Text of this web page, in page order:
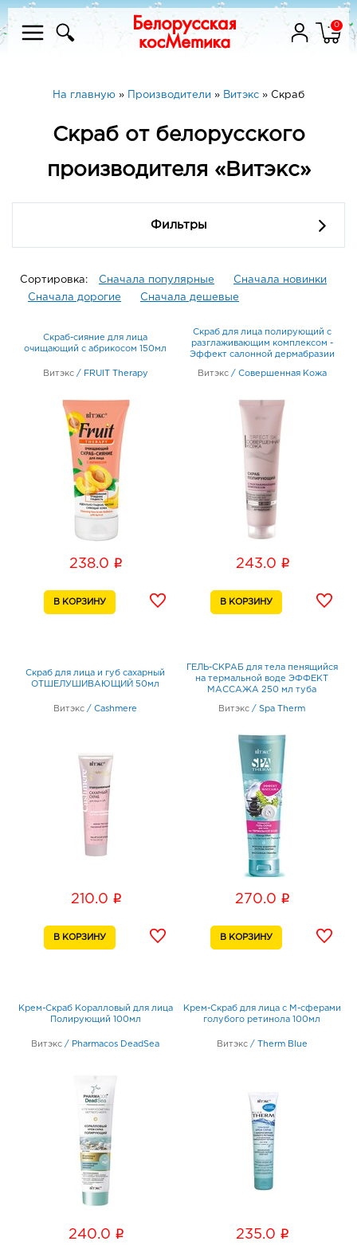
0
На главную » Производители » Витэкс » Скраб
Скраб от белорусского
производителя «Витэкс»
Фильтры
Сортировка: Сначала популярные
Сначала новинки
Сначала дорогие
Сначала дешевые
Скраб-сияние для лица
очищающий с абрикосом 150мл
Витэкс / FRUIT Therapy
238.0 i
Скраб для лица полирующий с
разглаживающим комплексом -
Эффект салонной дермабразии
Витэкс / Совершенная Кожа
243.0 i
Скраб для лица и губ сахарный
ОТШЕЛУШИВАЮЩИЙ 50мл
Витэкс / Cashmere
210.0 i
ГЕЛЬ-СКРАБ для тела пенящийся
на термальной воде ЭФФЕКТ
МАССАЖА 250 мл туба
Витэкс / Spa Therm
270.0 i
Крем-Скраб Коралловый для лица
Полирующий 100мл
Витэкс / Pharmacos DeadSea
240.0 i
Крем-Скраб для лица с М-сферами
голубого ретинола 100мл
Витэкс / Therm Blue
235.0 i